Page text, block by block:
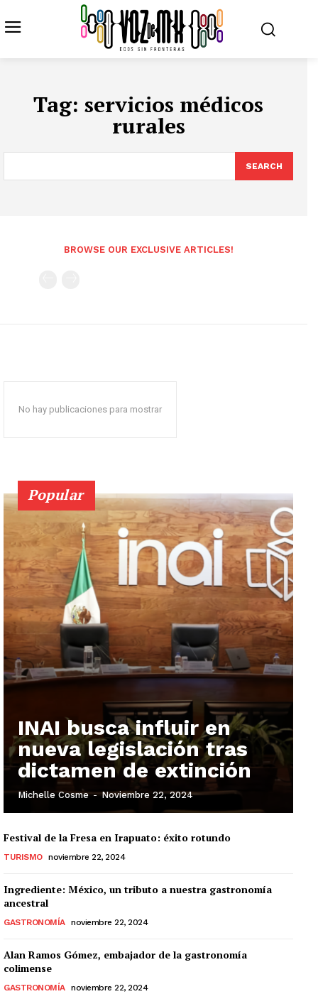
Tag: servicios médicos
rurales
SEARCH
BROWSE OUR EXCLUSIVE ARTICLES!
No hay publicaciones para mostrar
Popular
INAI busca influir en
nueva legislación tras
dictamen de extinción
Michelle Cosme - Noviembre 22, 2024
Festival de la Fresa en Irapuato: éxito rotundo
TURISMO noviembre 22, 2024
Ingrediente: México, un tributo a nuestra gastronomía
ancestral
GASTRONOMÍA noviembre 22, 2024
Alan Ramos Gómez, embajador de la gastronomía
colimense
GASTRONOMÍA noviembre 22, 2024